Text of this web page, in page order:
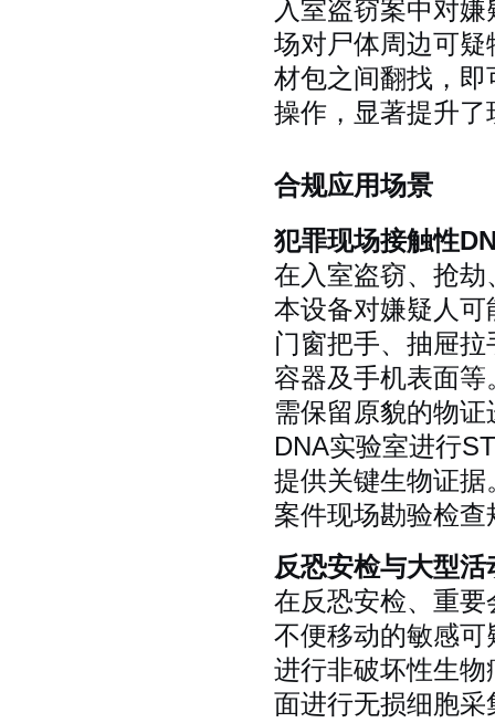
入室盗窃案中对
场对尸体周边可
材包之间翻找，
操作，显著提升
合规应用场景
犯罪现场接触性
在入室盗窃、抢
本设备对嫌疑人
门窗把手、抽屉
容器及手机表面
需保留原貌的物
DNA实验室进行
提供关键生物证
案件现场勘验检
反恐安检与大型
在反恐安检、重
不便移动的敏感
进行非破坏性生
面进行无损细胞